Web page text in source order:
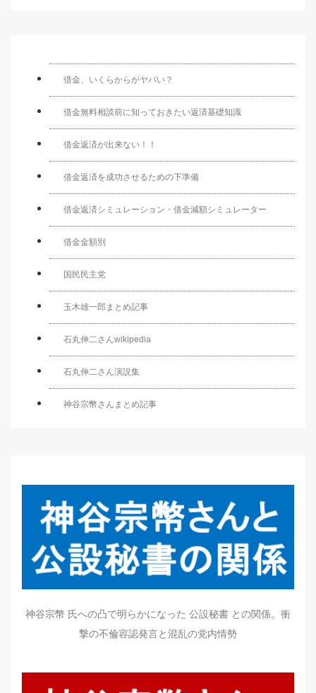
借金、いくらからがヤバい？
借金無料相談前に知っておきたい返済基礎知識
借金返済が出来ない！！
借金返済を成功させるための下準備
借金返済シミュレーション・借金減額シミュレーター
借金金額別
国民民主党
玉木雄一郎まとめ記事
石丸伸二さんwikipedia
石丸伸二さん演説集
神谷宗幣さんまとめ記事
神谷宗幣 氏への凸で明らかになった 公設秘書 との関係。衝
撃の不倫容認発言と混乱の党内情勢